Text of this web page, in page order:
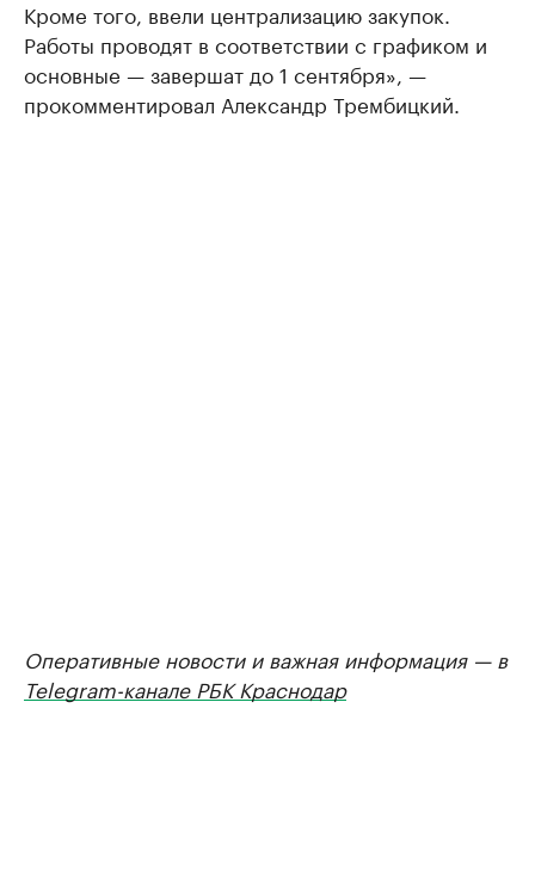
Кроме того, ввели централизацию закупок.
Работы проводят в соответствии с графиком и
основные — завершат до 1 сентября», —
прокомментировал Александр Трембицкий.
Оперативные новости и важная информация — в
Telegram-канале РБК Краснодар